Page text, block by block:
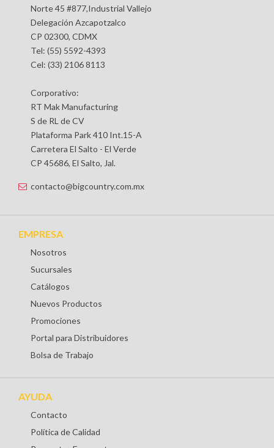
Norte 45 #877,Industrial Vallejo
Delegación Azcapotzalco
CP 02300, CDMX
Tel: (55) 5592-4393
Cel: (33) 2106 8113
Corporativo:
RT Mak Manufacturing
S de RL de CV
Plataforma Park 410 Int.15-A
Carretera El Salto - El Verde
CP 45686, El Salto, Jal.
contacto@bigcountry.com.mx
EMPRESA
Nosotros
Sucursales
Catálogos
Nuevos Productos
Promociones
Portal para Distribuidores
Bolsa de Trabajo
AYUDA
Contacto
Política de Calidad